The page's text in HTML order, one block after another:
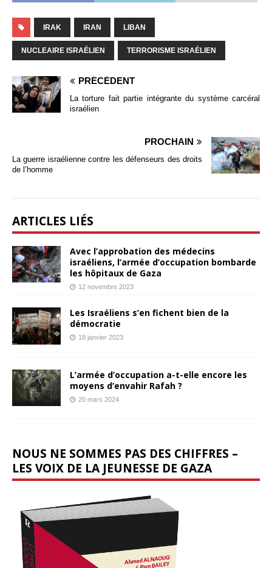
IRAK IRAN LIBAN
NUCLEAIRE ISRAÉLIEN TERRORISME ISRAÉLIEN
PRÉCÉDENT
La torture fait partie intégrante du système carcéral
israélien
PROCHAIN
La guerre israélienne contre les défenseurs des droits
de l’homme
ARTICLES LIÉS
Avec l’approbation des médecins
israéliens, l’armée d’occupation bombarde
les hôpitaux de Gaza
12 novembre 2023
Les Israéliens s’en fichent bien de la
démocratie
18 janvier 2023
L’armée d’occupation a-t-elle encore les
moyens d’envahir Rafah ?
20 mars 2024
NOUS NE SOMMES PAS DES CHIFFRES –
LES VOIX DE LA JEUNESSE DE GAZA